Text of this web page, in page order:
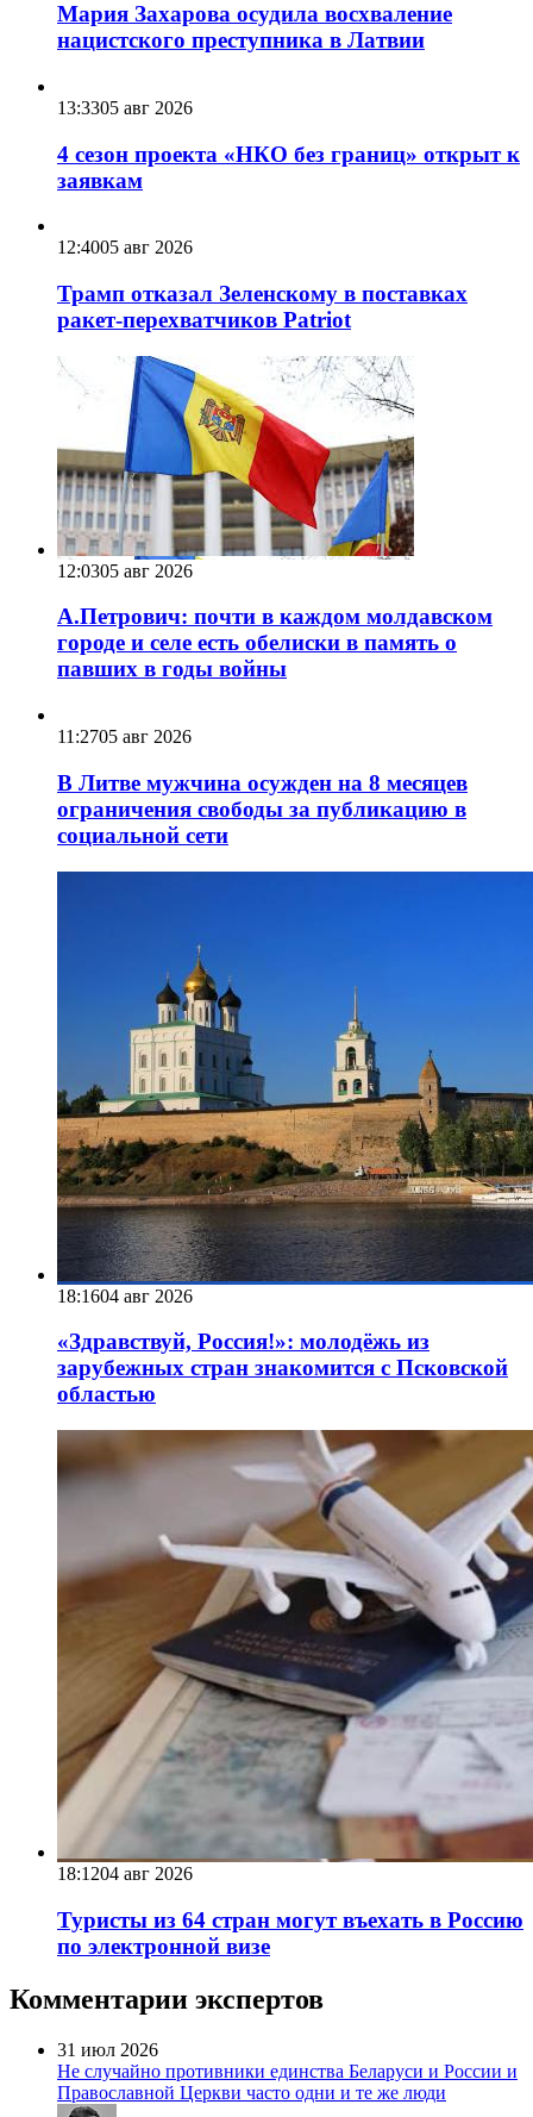
Мария Захарова осудила восхваление
нацистского преступника в Латвии
13:3305 авг 2026
4 сезон проекта «НКО без границ» открыт к
заявкам
12:4005 авг 2026
Трамп отказал Зеленскому в поставках
ракет-перехватчиков Patriot
12:0305 авг 2026
А.Петрович: почти в каждом молдавском
городе и селе есть обелиски в память о
павших в годы войны
11:2705 авг 2026
В Литве мужчина осужден на 8 месяцев
ограничения свободы за публикацию в
социальной сети
18:1604 авг 2026
«Здравствуй, Россия!»: молодёжь из
зарубежных стран знакомится с Псковской
областью
18:1204 авг 2026
Туристы из 64 стран могут въехать в Россию
по электронной визе
Комментарии экспертов
31 июл 2026
Не случайно противники единства Беларуси и России и
Православной Церкви часто одни и те же люди